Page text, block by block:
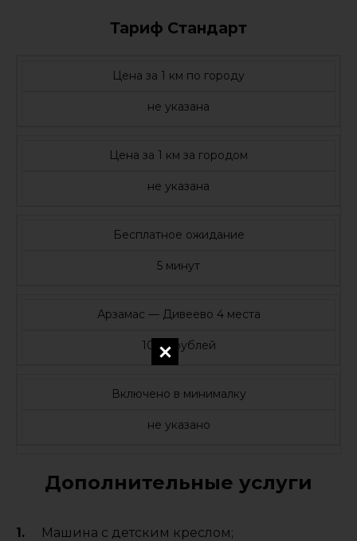
Тариф Стандарт
Цена за 1 км по городу
не указана
Цена за 1 км за городом
не указана
Бесплатное ожидание
5 минут
Арзамас — Дивеево 4 места
1000 рублей
Включено в минималку
не указано
Дополнительные услуги
Машина с детским креслом;